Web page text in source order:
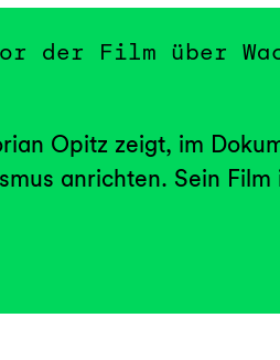
der Film über
Opitz zeigt, im
anrichten. Sein